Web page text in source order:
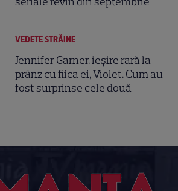
VEDETE STRĂINE
Jennifer Garner, ieșire rară la
prânz cu fiica ei, Violet. Cum au
fost surprinse cele două